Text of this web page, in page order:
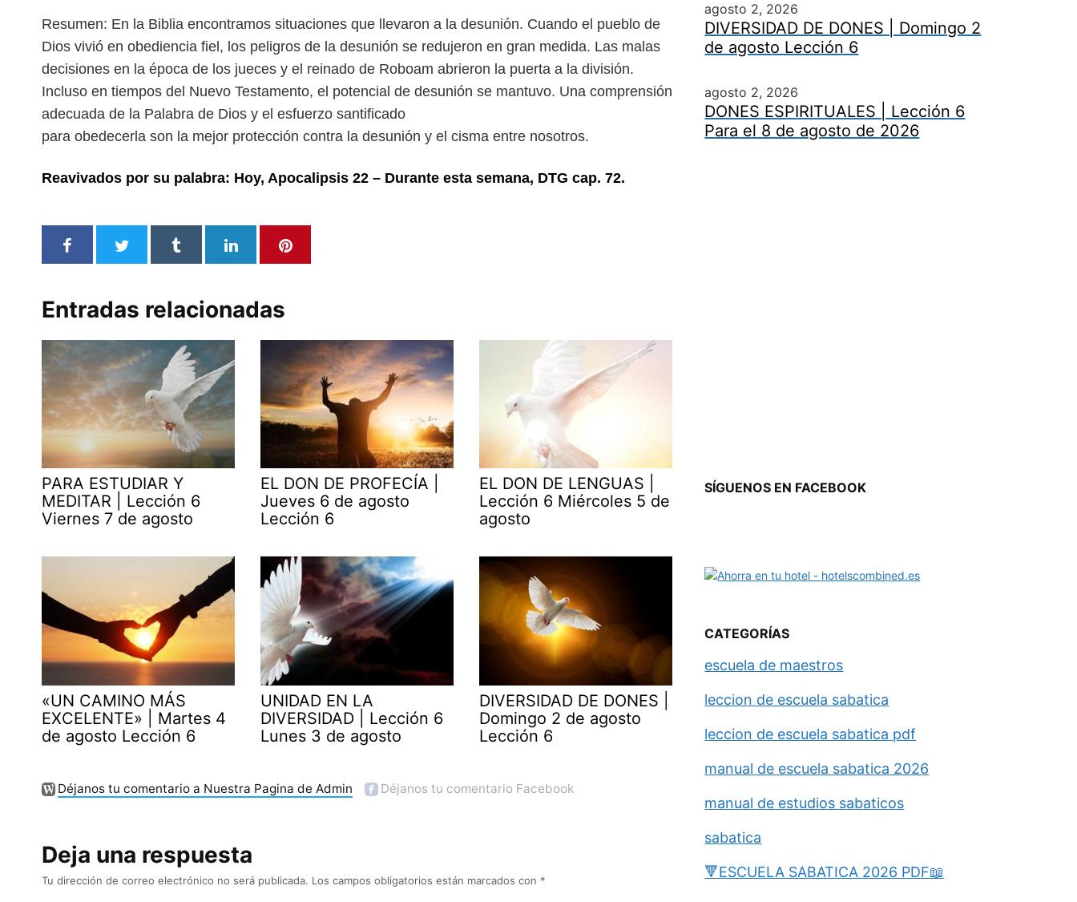
Resumen: En la Biblia encontramos situaciones que llevaron a la desunión. Cuando el pueblo de
Dios vivió en obediencia fiel, los peligros de la desunión se redujeron en gran medida. Las malas
decisiones en la época de los jueces y el reinado de Roboam abrieron la puerta a la división.
Incluso en tiempos del Nuevo Testamento, el potencial de desunión se mantuvo. Una comprensión
adecuada de la Palabra de Dios y el esfuerzo santificado
para obedecerla son la mejor protección contra la desunión y el cisma entre nosotros.
Reavivados por su palabra: Hoy, Apocalipsis 22 – Durante esta semana, DTG cap. 72.
Entradas relacionadas
PARA ESTUDIAR Y
MEDITAR | Lección 6
Viernes 7 de agosto
EL DON DE PROFECÍA |
Jueves 6 de agosto
Lección 6
EL DON DE LENGUAS |
Lección 6 Miércoles 5 de
agosto
«UN CAMINO MÁS
EXCELENTE» | Martes 4
de agosto Lección 6
UNIDAD EN LA
DIVERSIDAD | Lección 6
Lunes 3 de agosto
DIVERSIDAD DE DONES |
Domingo 2 de agosto
Lección 6
Déjanos tu comentario a Nuestra Pagina de Admin Déjanos tu comentario Facebook
Deja una respuesta
Tu dirección de correo electrónico no será publicada. Los campos obligatorios están marcados con *
agosto 2, 2026
DIVERSIDAD DE DONES | Domingo 2
de agosto Lección 6
agosto 2, 2026
DONES ESPIRITUALES | Lección 6
Para el 8 de agosto de 2026
SÍGUENOS EN FACEBOOK
CATEGORÍAS
escuela de maestros
leccion de escuela sabatica
leccion de escuela sabatica pdf
manual de escuela sabatica 2026
manual de estudios sabaticos
sabatica
🔻ESCUELA SABATICA 2026 PDF📖